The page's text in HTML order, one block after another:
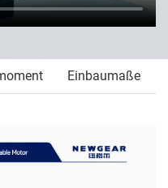
Einbaumaße